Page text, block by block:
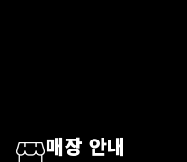
매장 안내